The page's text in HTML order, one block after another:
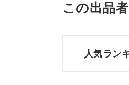
この出品
人気ラン